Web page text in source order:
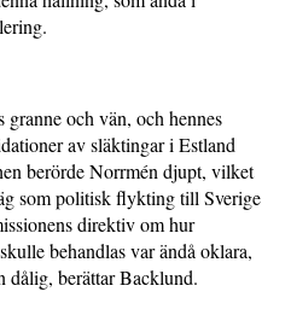
granne och vän, och hennes
av släktingar i Estland
berörde Norrmén djupt, vilket
som politisk flykting till Sverige
direktiv om hur
behandlas var ändå oklara,
dålig, berättar Backlund.